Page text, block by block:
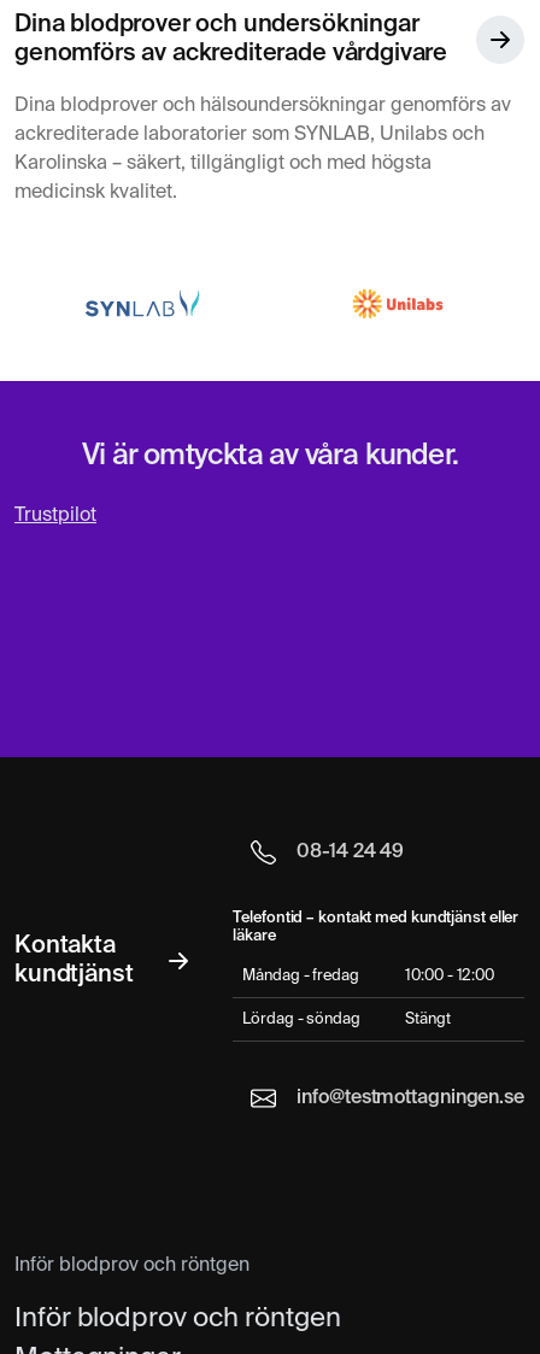
Dina blodprover och undersökningar
genomförs av ackrediterade vårdgivare
Dina blodprover och hälsoundersökningar genomförs av
ackrediterade laboratorier som SYNLAB, Unilabs och
Karolinska – säkert, tillgängligt och med högsta
medicinsk kvalitet.
Vi är omtyckta av våra kunder.
Trustpilot
Kontakta
kundtjänst
08-14 24 49
Telefontid – kontakt med kundtjänst eller
läkare
Måndag - fredag 10:00 - 12:00
Lördag - söndag Stängt
info@testmottagningen.se
Inför blodprov och röntgen
Inför blodprov och röntgen